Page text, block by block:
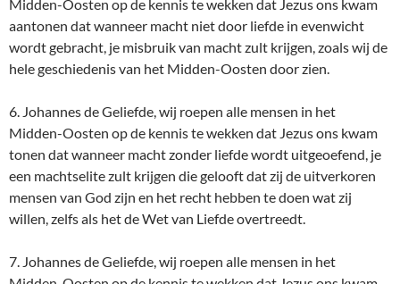
Midden-Oosten op de kennis te wekken dat Jezus ons kwam
aantonen dat wanneer macht niet door liefde in evenwicht
wordt gebracht, je misbruik van macht zult krijgen, zoals wij de
hele geschiedenis van het Midden-Oosten door zien.
6. Johannes de Geliefde, wij roepen alle mensen in het
Midden-Oosten op de kennis te wekken dat Jezus ons kwam
tonen dat wanneer macht zonder liefde wordt uitgeoefend, je
een machtselite zult krijgen die gelooft dat zij de uitverkoren
mensen van God zijn en het recht hebben te doen wat zij
willen, zelfs als het de Wet van Liefde overtreedt.
7. Johannes de Geliefde, wij roepen alle mensen in het